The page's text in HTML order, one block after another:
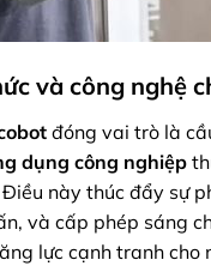
và công nghệ
đóng vai trò là
dụng công nghiệp
này thúc đẩy sự
và cấp phép sáng
lực cạnh tranh cho